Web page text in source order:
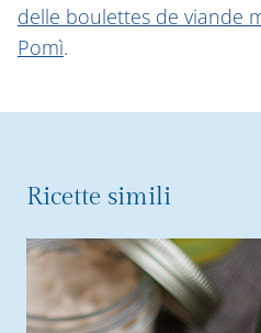
delle boulettes de viande
Pomì.
Ricette simili